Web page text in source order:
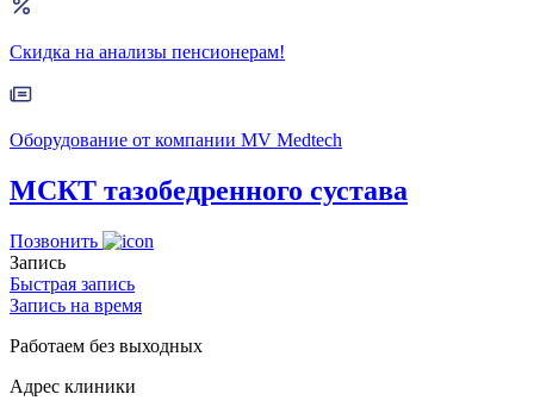
Скидка на анализы пенсионерам!
Оборудование от компании MV Medtech
МСКТ тазобедренного сустава
Позвонить
Запись
Быстрая запись
Запись на время
Работаем без выходных
Адрес клиники